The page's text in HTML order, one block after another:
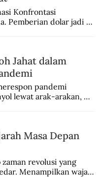
Konfrontasi
Pemberian dolar jadi
Jahat dalam
pandemi
lewat arak-arakan,
Masa Depan
revolusi yang
Menampilkan wajah